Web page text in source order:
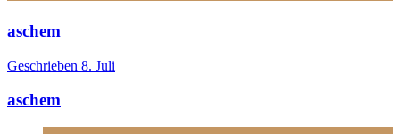
aschem
Geschrieben 8. Juli
aschem